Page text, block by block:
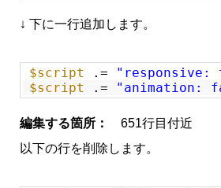
↓ 下に一行追加します。
$script .= "responsive:
$script
.= "animation:
編集する箇所：
651行目付近
以下の行を削除します。